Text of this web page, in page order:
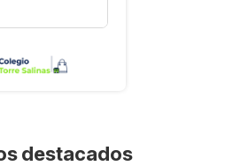
destacados